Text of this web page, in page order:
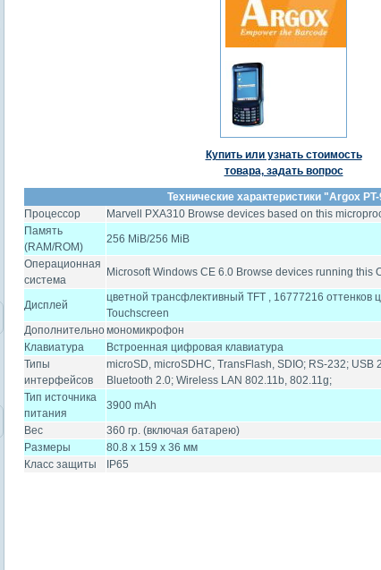
Купить или узнать стоимость
товара, задать вопрос
Технические характеристики "Argox PT-
Процессор
Marvell PXA310 Browse devices based on this
Память
(RAM/ROM)
256 MiB/256 MiB
Операционная
система
Microsoft Windows CE 6.0 Browse devices running this
Дисплей
цветной трансфлективный TFT , 16777216 оттенков
Touchscreen
Дополнительномономикрофон
Клавиатура
Встроенная цифровая клавиатура
Типы
интерфейсов
microSD, microSDHC, TransFlash, SDIO; RS-232; USB
Bluetooth 2.0; Wireless LAN 802.11b, 802.11g;
Тип источника
питания
3900 mAh
Вес
360 гр. (включая батарею)
Размеры
80.8 x 159 x 36 мм
Класс защиты
IP65